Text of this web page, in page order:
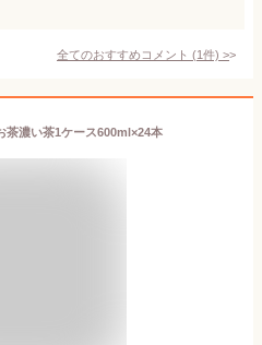
全てのおすすめコメント (1件) >
茶濃い茶1ケース600ml×24本